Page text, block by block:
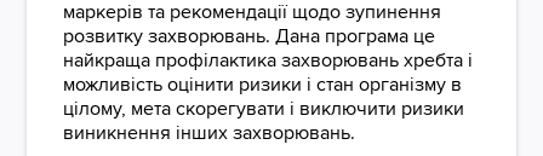
маркерів та рекомендації щодо зупинення
розвитку захворювань. Дана програма це
найкраща профілактика захворювань хребта і
можливість оцінити ризики і стан організму в
цілому, мета скорегувати і виключити ризики
виникнення інших захворювань.